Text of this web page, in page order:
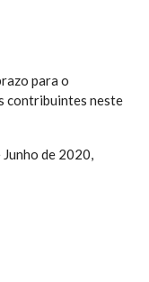
para o
contribuintes neste
de 2020,